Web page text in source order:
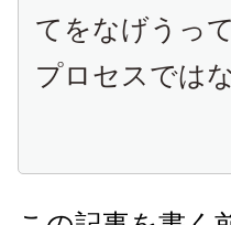
てをなげうっ
プロセスでは